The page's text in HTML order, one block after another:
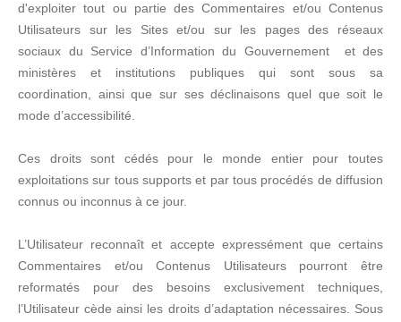
d'exploiter tout ou partie des Commentaires et/ou Contenus
Utilisateurs sur les Sites et/ou sur les pages des réseaux
sociaux du Service d’Information du Gouvernement et des
ministères et institutions publiques qui sont sous sa
coordination, ainsi que sur ses déclinaisons quel que soit le
mode d’accessibilité.
Ces droits sont cédés pour le monde entier pour toutes
exploitations sur tous supports et par tous procédés de diffusion
connus ou inconnus à ce jour.
L’Utilisateur reconnaît et accepte expressément que certains
Commentaires et/ou Contenus Utilisateurs pourront être
reformatés pour des besoins exclusivement techniques,
l’Utilisateur cède ainsi les droits d’adaptation nécessaires. Sous